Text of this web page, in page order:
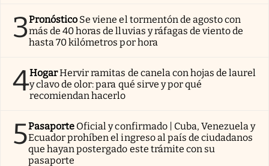
3Pronóstico Se viene el tormentón de agosto con
más de 40 horas de lluvias y ráfagas de viento de
hasta 70 kilómetros por hora
4HogarHervir ramitas de canela con hojas de laurel
y clavo de olor: para qué sirve y por qué
recomiendan hacerlo
5Pasaporte Oficial y confirmado | Cuba, Venezuela y
Ecuador prohíben el ingreso al país de ciudadanos
que hayan postergado este trámite con su
pasaporte